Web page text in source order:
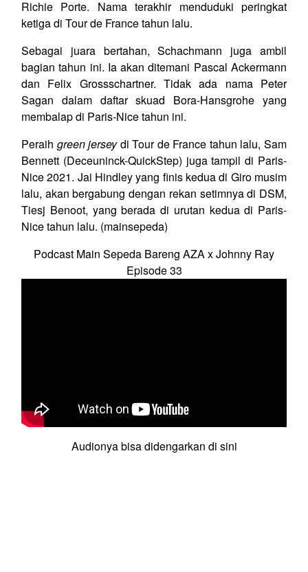
Richie Porte. Nama terakhir menduduki peringkat
ketiga di Tour de France tahun lalu.
Sebagai juara bertahan, Schachmann juga ambil
bagian tahun ini. Ia akan ditemani Pascal Ackermann
dan Felix Grossschartner. Tidak ada nama Peter
Sagan dalam daftar skuad Bora-Hansgrohe yang
membalap di Paris-Nice tahun ini.
Peraih green jerseydi Tour de France tahun lalu, Sam
Bennett (Deceuninck-QuickStep) juga tampil di Paris-
Nice 2021. Jai Hindley yang finis kedua di Giro musim
lalu, akan bergabung dengan rekan setimnya di DSM,
Tiesj Benoot, yang berada di urutan kedua di Paris-
Nice tahun lalu. (mainsepeda)
Podcast Main Sepeda Bareng AZA x Johnny Ray
Episode 33
Audionya bisa didengarkan di sini